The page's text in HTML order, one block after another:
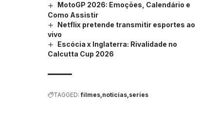
MotoGP 2026: Emoções, Calendário e
Como Assistir
Netflix pretende transmitir esportes ao
vivo
Escócia x Inglaterra: Rivalidade no
Calcutta Cup 2026
TAGGED: filmes noticias series